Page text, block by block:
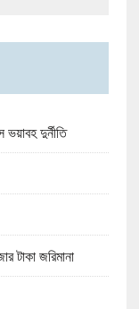
দুর্নীতি
টাকা জরিমানা